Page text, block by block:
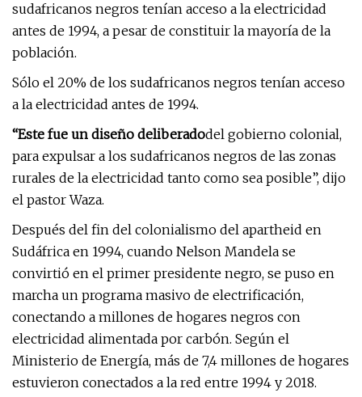
sudafricanos negros tenían acceso a la electricidad
antes de 1994, a pesar de constituir la mayoría de la
población.
Sólo el 20% de los sudafricanos negros tenían acceso
a la electricidad antes de 1994.
“Este fue un diseño deliberadodel gobierno colonial,
para expulsar a los sudafricanos negros de las zonas
rurales de la electricidad tanto como sea posible”, dijo
el pastor Waza.
Después del fin del colonialismo del apartheid en
Sudáfrica en 1994, cuando Nelson Mandela se
convirtió en el primer presidente negro, se puso en
marcha un programa masivo de electrificación,
conectando a millones de hogares negros con
electricidad alimentada por carbón. Según el
Ministerio de Energía, más de 7,4 millones de hogares
estuvieron conectados a la red entre 1994 y 2018.